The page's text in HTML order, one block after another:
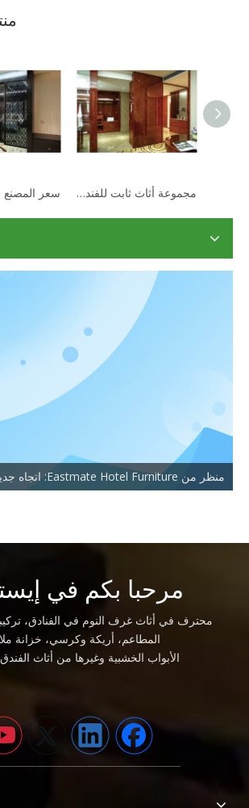
مجموعة أثاث ثابت للفندق الخشبي الحديث للبيع يستخدم الفندق إطارًا خشبيًا مثبتًا على مرآة تزيين الحائط
مرحبا بكم في
محترف في أثاث غرف النوم في الفنادق،
المطاعم، أريكة وكرسي، خزانة
الأبواب الخشبية وغيرها من أثاث